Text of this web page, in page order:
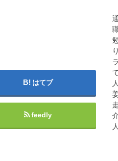
はてブ
feedly